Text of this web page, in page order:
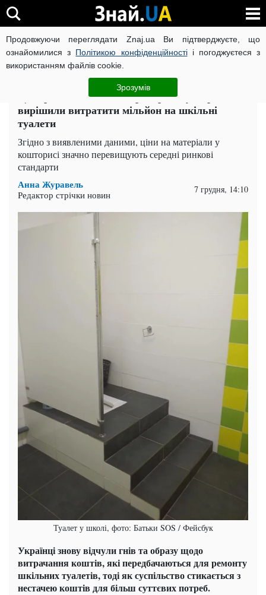
Продовжуючи переглядати Znaj.ua Ви підтверджуєте, що
ознайомилися з Політикою конфіденційностіі погоджуєтеся з
використанням файлів cookie.
Зрозумів
ВІЙНА РОСІЇ ПРОТИ УКРАЇНИ КОРОНАВІРУС В УКРАЇНІ
Актуально ЧИТАТЬ НА РУССКОМ
Ціни раптово злетіли втридорога: у Харкові
вирішили витратити мільйон на шкільні
туалети
Згідно з виявленими даними, ціни на матеріали у
кошторисі значно перевищують середні ринкові
стандарти
Анна Журавель
Редактор стрічки новин 7 грудня, 14:10
Туалет у школі, фото: Батьки SOS / Фейсбук
Українці знову відчули гнів та образу щодо
витрачання коштів, які передбачаються для ремонту
шкільних туалетів, тоді як суспільство стикається з
нестачею коштів для більш суттєвих потреб.